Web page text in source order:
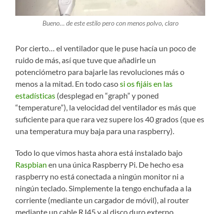
Bueno… de este estilo pero con menos polvo, claro
Por cierto… el ventilador que le puse hacía un poco de
ruido de más, así que tuve que añadirle un
potenciómetro para bajarle las revoluciones más o
menos a la mitad. En todo casosi os fijáis en las
estadísticas (desplegad en “graph” y poned
“temperature”), la velocidad del ventilador es más que
suficiente para que rara vez supere los 40 grados (que es
una temperatura muy baja para una raspberry).
Todo lo que vimos hasta ahora está instalado bajo
Raspbian en una única Raspberry Pi. De hecho esa
raspberry no está conectada a ningún monitor ni a
ningún teclado. Simplemente la tengo enchufada a la
corriente (mediante un cargador de móvil), al router
mediante un cable RJ45 y al disco duro externo.